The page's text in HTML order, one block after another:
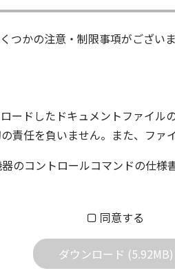
つかの注意・制限事項がござい
ードしたドキュメントファイ
責任を負いません。また、ファ
のコントロールコマンドの仕
く改良及び変更される場合があり
同意する
ダウンロード (5.92MB)